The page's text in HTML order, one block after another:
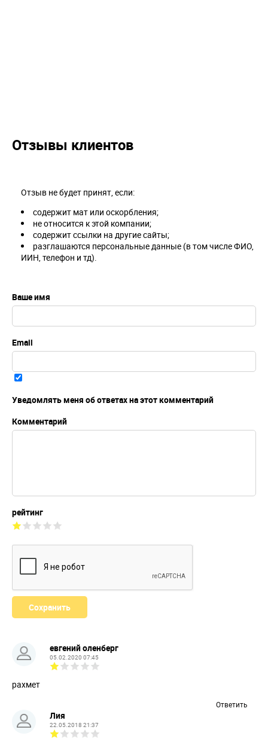
Отзывы клиентов
Ваше имя
Email
Уведомлять меня об ответах на этот комментарий
Комментарий
рейтинг
Отзыв не будет принят, если:
содержит мат или оскорбления;
не относится к этой компании;
содержит ссылки на другие сайты;
разглашаются персональные данные (в том числе ФИО,
ИИН, телефон и тд).
евгений оленберг
05.02.2020 07:45
рахмет
Ответить
Лия
22.05.2018 21:37